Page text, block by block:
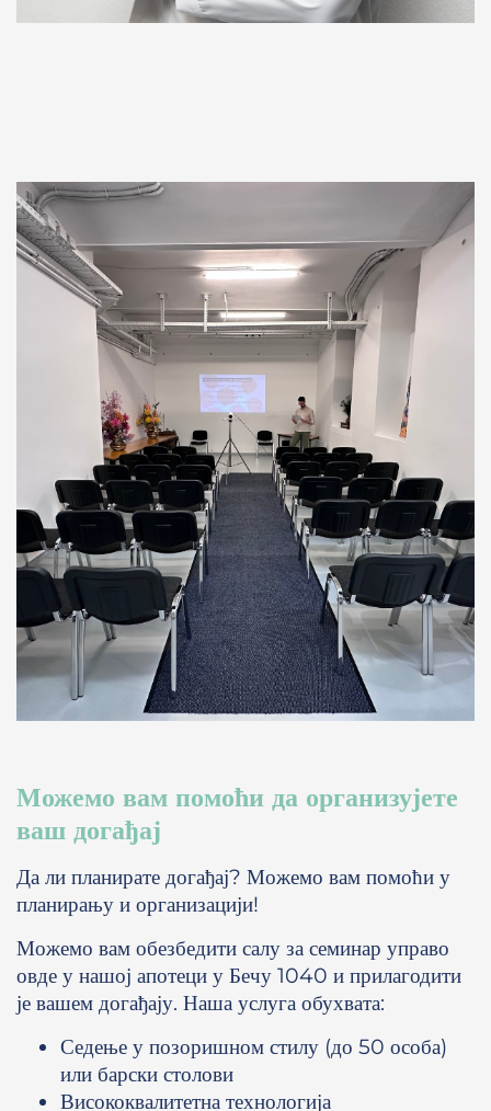
Можемо вам помоћи да организујете
ваш догађај
Да ли планирате догађај? Можемо вам помоћи у
планирању и организацији!
Можемо вам обезбедити салу за семинар управо
овде у нашој апотеци у Бечу 1040 и прилагодити
је вашем догађају. Наша услуга обухвата:
Седење у позоришном стилу (до 50 особа)
или барски столови
Висококвалитетна технологија